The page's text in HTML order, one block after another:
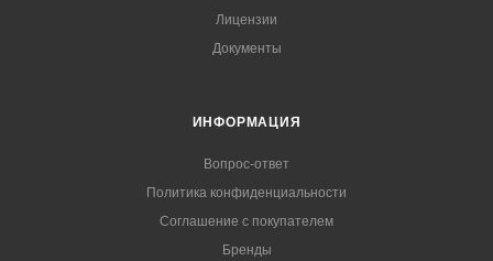
Лицензии
Документы
ИНФОРМАЦИЯ
Вопрос-ответ
Политика конфиденциальности
Соглашение с покупателем
Бренды